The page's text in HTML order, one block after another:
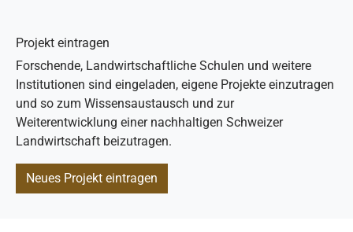
Projekt eintragen
Forschende, Landwirtschaftliche Schulen und weitere
Institutionen sind eingeladen, eigene Projekte einzutragen
und so zum Wissensaustausch und zur
Weiterentwicklung einer nachhaltigen Schweizer
Landwirtschaft beizutragen.
Neues Projekt eintragen